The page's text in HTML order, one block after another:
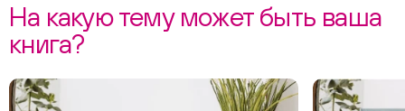
На какую тему может быть ваша
книга?